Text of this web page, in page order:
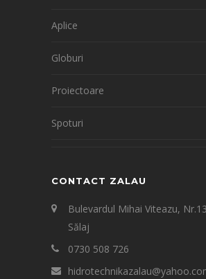
Aplice
Globuri
Proiectoare
Spoturi
CONTACT ZALAU
Bulevardul Mihai Viteazu,
Sălaj
0730 508 726